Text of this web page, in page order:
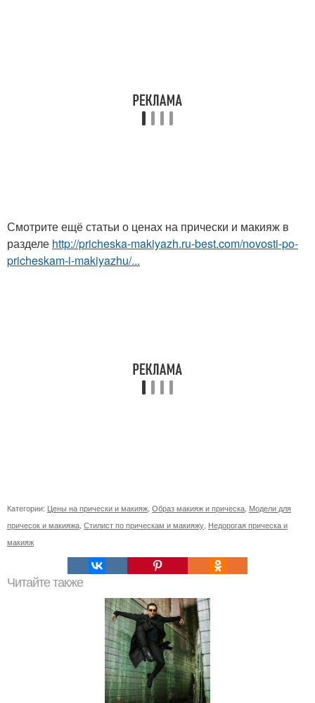
Смотрите ещё статьи о ценах на прически и макияж в
разделе http://pricheska-makiyazh.ru-best.com/novosti-po-
pricheskam-i-makiyazhu/...
Категории: Цены на прически и макияж Образ макияж и прическа Модели для
причесок и макияжа Стилист по прическам и макияжу Недорогая прическа и
макияж
Читайте также